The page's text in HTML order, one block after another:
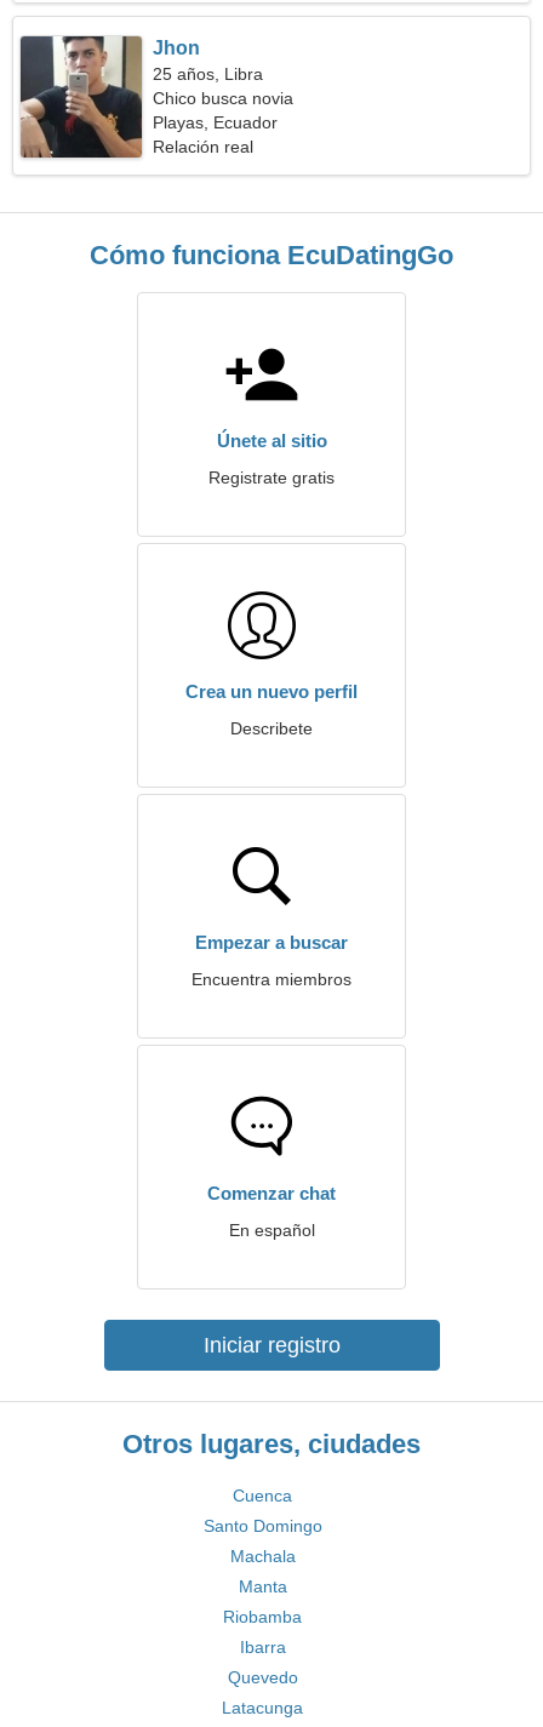
Jhon
25 años, Libra
Chico busca novia
Playas, Ecuador
Relación real
Cómo funciona EcuDatingGo
Únete al sitio
Registrate gratis
Crea un nuevo perfil
Describete
Empezar a buscar
Encuentra miembros
Comenzar chat
En español
Iniciar registro
Otros lugares, ciudades
Cuenca
Santo Domingo
Machala
Manta
Riobamba
Ibarra
Quevedo
Latacunga